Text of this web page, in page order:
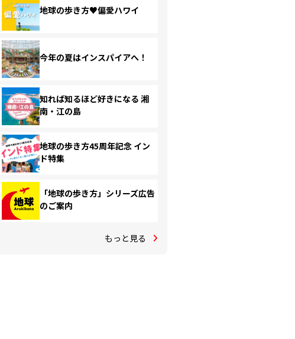
地球の歩き方♥偏愛ハワイ
今年の夏はインスパイアへ！
知れば知るほど好きになる 湘
南・江の島
地球の歩き方45周年記念 イン
ド特集
「地球の歩き方」シリーズ広告
のご案内
もっと見る